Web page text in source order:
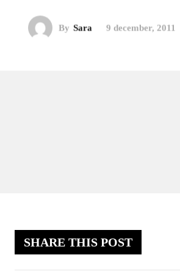
By Sara 9 december, 2011
SHARE THIS POST